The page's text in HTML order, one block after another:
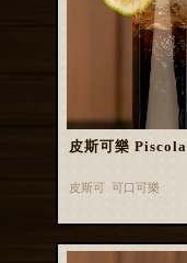
皮斯可樂 Piscola
皮斯可 可口可樂